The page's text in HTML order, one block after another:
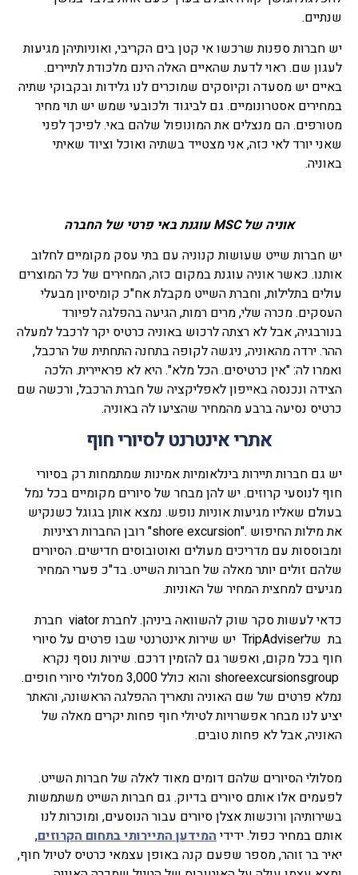
שנתיים.
יש חברות ספנות שרכשו אי קטן בים הקריבי, ואוניותיהן מגיעות
לעגון שם. ראוי לדעת שהאיים האלה הינם מלכודת לתיירים.
באיים יש מסעדה וקיוסקים שמוכרים לנו גלידות ובקבוקי שתיה
במחירים אסטרונומיים. גם לביגוד ולכובעי שמש יש תוי מחיר
מטורפים. הם מנצלים את המונופול שלהם באי. לפיכך לפני
שאני יורד לאי כזה, אני מצטייד בשתיה ואוכל וציוד שאיתי
באוניה.
אוניה של MSC עוגנת באי פרטי של החברה
יש חברות שייט שעושות קנוניה עם בתי עסק מקומיים לחלוב
אותנו. כאשר אוניה עוגנת במקום כזה, המחירים של כל המוצרים
עולים בתלילות, וחברת השייט מקבלת אח"כ קומיסיון מבעלי
העסקים. מכרה שלי, מרים רמות, הגיעה בהפלגה לפיורד
בנורבגיה, אבל לא רצתה לרכוש באוניה כרטיס יקר לרכבל למעלה
ההר. ירדה מהאוניה, ניגשה לקופה בתחנה התחתית של הרכבל,
ואמרו לה: "אין כרטיסים. הכל מלא". היא לא פראיירית. הלכה
הצידה ונכנסה באייפון לאפליקציה של חברת הרכבל, ורכשה שם
כרטיס נסיעה ברבע מהמחיר שהציעו לה באוניה.
אתרי אינטרנט לסיורי חוף
יש גם חברות תיירות בינלאומיות אמינות שמתמחות רק בסיורי
חוף לנוסעי קרוזים. יש להן מבחר של סיורים מקומיים בכל נמל
בעולם שאליו מגיעות אוניות נופש. נמצא אותן בגוגל כשנקיש
את מילות החיפוש ."shore excursion" רובן החברות רציניות
ומבוססות עם מדריכים מעולים ואוטובוסים חדישים. הסיורים
שלהם זולים יותר מאלה של חברות השייט. בד"כ פערי המחיר
מגיעים למחצית המחיר של האוניות.
כדאי לעשות סקר שוק להשוואה ביניהן. לחברת viator חברת
בת שלTripAdviser יש שירות אינטרנטי שבו פרטים על סיורי
חוף בכל מקום, ואפשר גם להזמין דרכם. שירות נוסף נקרא
shoreexcursionsgroup והוא כולל 3,000 מסלולי סיורי חופים.
נמלא פרטים של שם האוניה ותאריך ההפלגה הראשונה, והאתר
יציע לנו מבחר אפשרויות לטיולי חוף פחות יקרים מאלה של
האוניה, אבל לא פחות טובים.
מסלולי הסיורים שלהם דומים מאוד לאלה של חברות השייט.
לפעמים אלו אותם סיורים בדיוק. גם חברות השייט משתמשות
בשירותיהן ורוכשות אצלן סיורים עבור הנוסעים, ומוכרות לנו
אותם במחיר כפול. ידידיהמידען התיירותי בתחום הקרוזים,
יאיר בר זוהר, מספר שפעם קנה באופן עצמאי כרטיס לטיול חוף,